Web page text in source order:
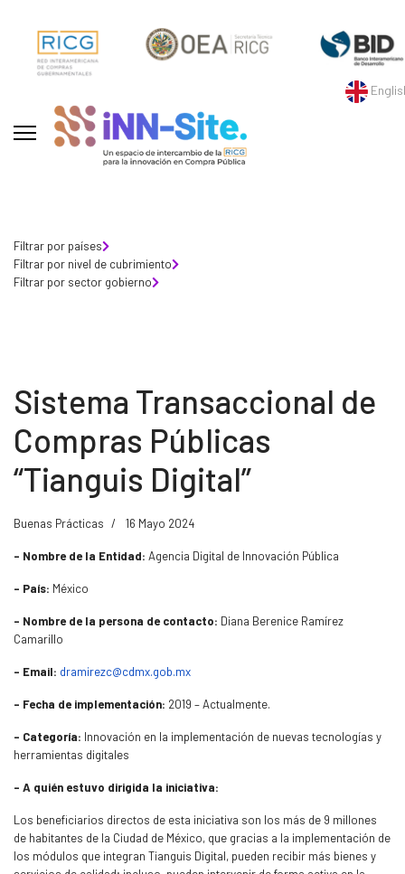
Filtrar por países
Filtrar por nivel de cubrimiento
Filtrar por sector gobierno
Sistema Transaccional de
Compras Públicas
“Tianguis Digital”
Buenas Prácticas 16 Mayo 2024
- Nombre de la Entidad: Agencia Digital de Innovación Pública
- País: México
- Nombre de la persona de contacto: Diana Berenice Ramírez
Camarillo
- Email: dramirezc@cdmx.gob.mx
- Fecha de implementación: 2019 – Actualmente.
- Categoría: Innovación en la implementación de nuevas tecnologías y
herramientas digitales
- A quién estuvo dirigida la iniciativa:
Los beneficiarios directos de esta iniciativa son los más de 9 millones
de habitantes de la Ciudad de México, que gracias a la implementación de
los módulos que integran Tianguis Digital, pueden recibir más bienes y